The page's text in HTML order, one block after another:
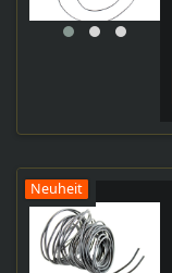
Neuheit